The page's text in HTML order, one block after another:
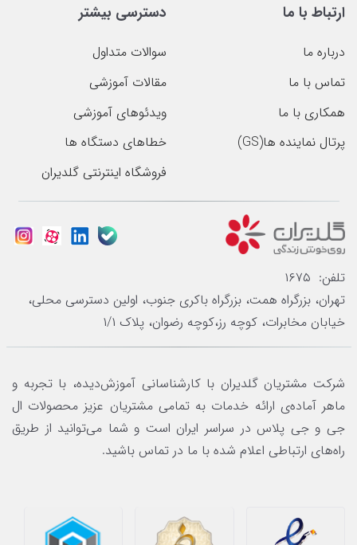
ارتباط با ما
درباره ما
تماس با ما
همکاری با ما
پرتال نماینده ها(GS)
دسترسی بیشتر
سوالات متداول
مقالات آموزشی
ویدئوهای آموزشی
خطاهای دستگاه ها
فروشگاه اینترنتی گلدیران
تلفن: ۱۶۷۵
تهران، بزرگراه همت، بزرگراه باکری جنوب، اولین دسترسی محلی،
خیابان مخابرات، کوچه رز،کوچه رضوان، پلاک ۱/۱
شرکت مشتریان گلدیران با کارشناسانی آموزش‌دیده، با تجربه و
ماهر آماده‌ی ارائه خدمات به تمامی مشتریان عزیز محصولات ال
جی و جی پلاس در سراسر ایران است و شما می‌توانید از طریق
راه‌های ارتباطی اعلام شده با ما در تماس باشید.